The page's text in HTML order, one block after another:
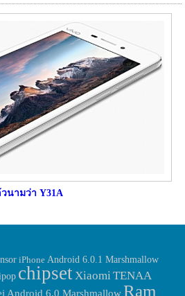
นามว่า Y31A
iPhone Android 6.0.1 Marshmallow
chipsetXiaomiTENAA
Android 6.0 MarshmallowRam